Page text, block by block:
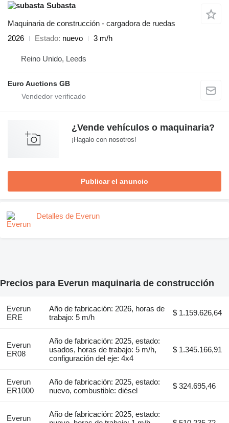
Subasta
Maquinaria de construcción - cargadora de ruedas
2026
Estado nuevo 3 m/h
Reino Unido, Leeds
Euro Auctions GB
¿Vende vehículos o maquinaria?
¡Hagalo con nosotros!
Publicar el anuncio
Detalles de Everun
Precios para Everun maquinaria de construcción
Everun
ERE
Año de fabricación: 2026, horas de
trabajo: 5 m/h
$ 1.159.626,64
Everun
ER08
Año de fabricación: 2025, estado:
usados, horas de trabajo: 5 m/h,
configuración del eje: 4x4
$ 1.345.166,91
Everun
ER1000
Año de fabricación: 2025, estado:
nuevo, combustible: diésel
$ 324.695,46
Everun
Año de fabricación: 2025, estado: